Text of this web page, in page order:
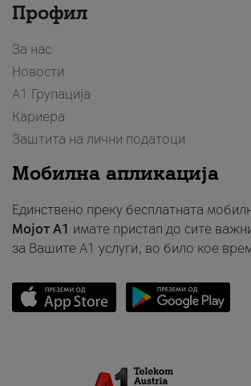
Профил
За нас
Новости
А1 Групација
Кариера
Заштита на лични податоци
Мобилна апликација
Единствено преку бесплатната
Мојот A1 имате пристап до сите
за Вашите A1 услуги, во било кое